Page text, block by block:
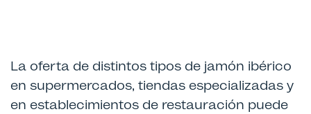
La oferta de distintos tipos de jamón ibérico
en supermercados, tiendas especializadas y
en establecimientos de restauración puede